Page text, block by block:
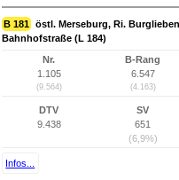
B 181 östl. Merseburg, Ri.
Bahnhofstraße (L 184)
Nr.
1.105
(9.564)
B-Rang
6.547
(4.163)
DTV
9.438
SV
651
(6,9%)
Infos...